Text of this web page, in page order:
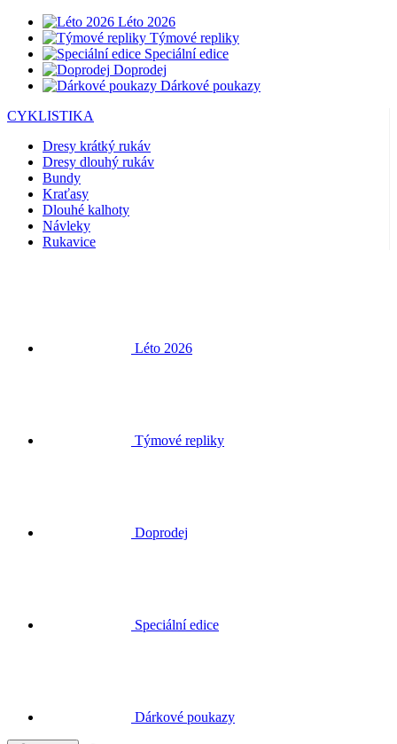
Léto 2026
Týmové repliky
Speciální edice
Doprodej
Dárkové poukazy
CYKLISTIKA
Dresy krátký rukáv
Dresy dlouhý rukáv
Bundy
Kraťasy
Dlouhé kalhoty
Návleky
Rukavice
Váš košík je prázdný